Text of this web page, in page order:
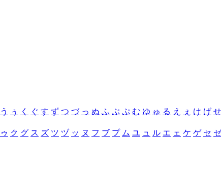
う ぅ く ぐ す ず つ づ っ ぬ ふ ぶ ぷ む ゆ ゅ る え ぇ け げ せ
ゥ ク グ ス ズ ツ ヅ ッ ヌ フ ブ プ ム ユ ュ ル エ ェ ケ ゲ セ ゼ